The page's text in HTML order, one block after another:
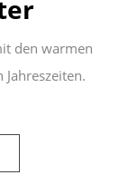
den warmen